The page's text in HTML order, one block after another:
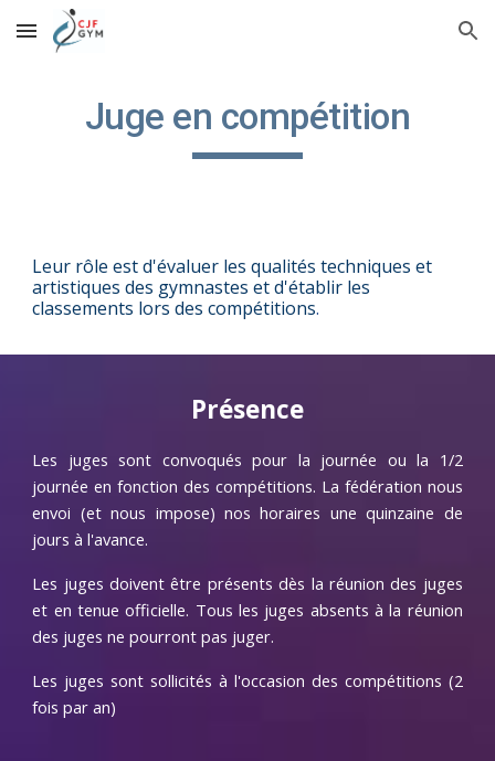
Skip to main content Skip to navigation
Juge en compétition
Leur rôle est d'évaluer les qualités techniques et
artistiques des gymnastes et d'établir les
classements lors des compétitions.
Présence
Les juges sont convoqués pour la journée ou la 1/2
journée en fonction des compétitions. La fédération nous
envoi (et nous impose) nos horaires une quinzaine de
jours à l'avance.
Les juges doivent être présents dès la réunion des juges
et en tenue officielle. Tous les juges absents à la réunion
des juges ne pourront pas juger.
Les juges sont sollicités à l'occasion des compétitions (2
fois par an)